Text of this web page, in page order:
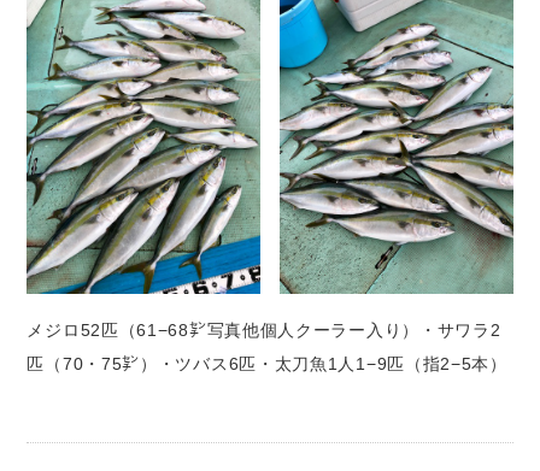
メジロ52匹（61−68㌢写真他個人クーラー入り）・サワラ2
匹（70・75㌢）・ツバス6匹・太刀魚1人1−9匹（指2−5本）